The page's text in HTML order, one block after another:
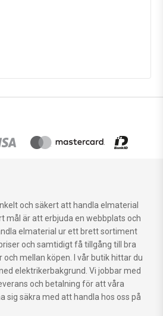
och säkert att handla elmaterial
mål är att erbjuda en webbplats och
elmaterial ur ett brett sortiment
och samtidigt få tillgång till bra
mellan köpen. I vår butik hittar du
elektrikerbakgrund. Vi jobbar med
och betalning för att våra
sig säkra med att handla hos oss på